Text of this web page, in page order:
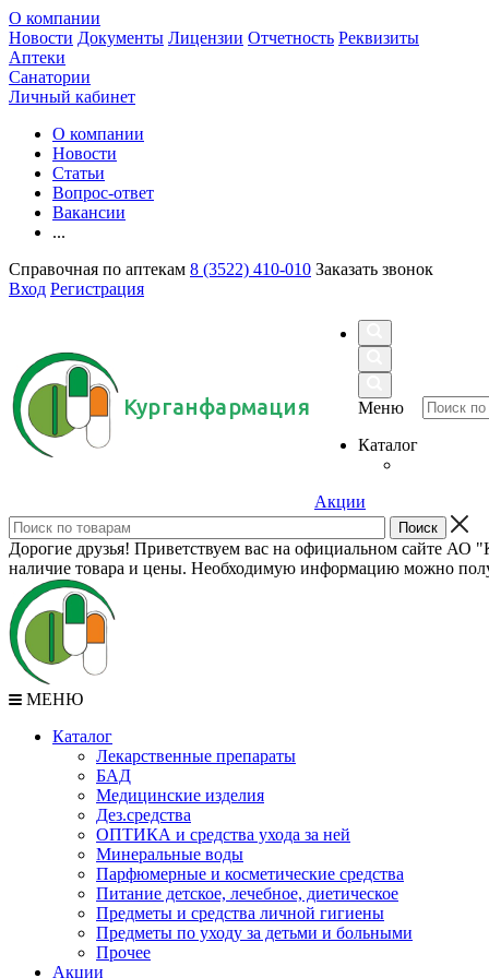
О компании
Новости Документы Лицензии Отчетность Реквизиты
Аптеки
Санатории
Личный кабинет
О компании
Новости
Статьи
Вопрос-ответ
Вакансии
...
Справочная по аптекам 8 (3522) 410-010 Заказать звонок
Вход Регистрация
Курганфармация
Меню
Каталог
Акции
Дорогие друзья! Приветствуем вас на официальном сайте АО
наличие товара и цены. Необходимую информацию можно
МЕНЮ
Каталог
Лекарственные препараты
БАД
Медицинские изделия
Дез.средства
ОПТИКА и средства ухода за ней
Минеральные воды
Парфюмерные и косметические средства
Питание детское, лечебное, диетическое
Предметы и средства личной гигиены
Предметы по уходу за детьми и больными
Прочее
Акции